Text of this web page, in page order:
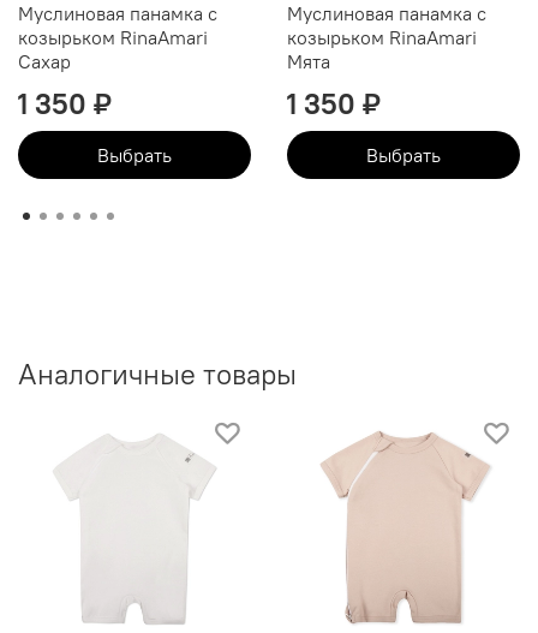
Муслиновая панамка с
козырьком RinaAmari
Сахар
1 350 ₽
Выбрать
Муслиновая панамка с
козырьком RinaAmari
Мята
1 350 ₽
Выбрать
Аналогичные товары